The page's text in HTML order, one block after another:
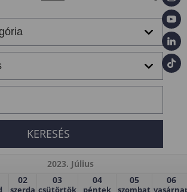
2023. Július
02
szerda
03
csütörtök
04
péntek
05
szombat
06